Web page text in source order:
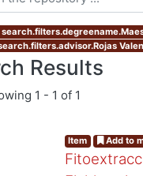
Results
1 - 1 of 1
Item Add to